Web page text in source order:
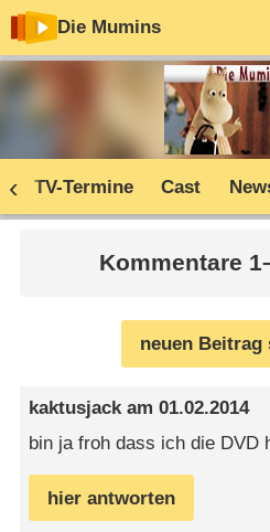
Die Mumins
TV-Termine Cast
Kommentare
neuen Beitrag
kaktusjackam01.02.2014
bin ja froh dass ich die DVD
hier antworten